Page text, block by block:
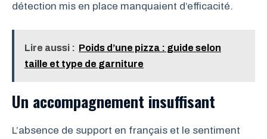
détection mis en place manquaient d’efficacité.
Lire aussi : Poids d’une pizza : guide selon
taille et type de garniture
Un accompagnement insuffisant
L’absence de support en français et le sentiment